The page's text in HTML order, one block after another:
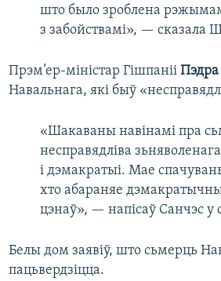
што было зроблена
з забойствамі», — сказала
Прэм’ер-міністар Гішпаніі
Навальнага, які быў
«Шакаваны навінамі пра
несправядліва
і дэмакратыі. Мае
хто абараняе
цэнаў», — напісаў Санчэс у
Белы дом заявіў, што сьмерць
пацьвердзіцца.